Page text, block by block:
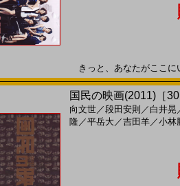
きっと、あなたがここ
国民の映画(2011)［
向文世／段田安則 ／ 白井晃
隆／平岳大／吉田羊／小林